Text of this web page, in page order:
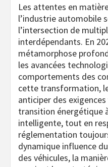
Les attentes en
l’industrie automobile
l’intersection de
interdépendants. En
métamorphose
les avancées
comportements des
cette transformation,
anticiper des
transition énergétique
intelligente, tout en
réglementation
dynamique influence
des véhicules, la